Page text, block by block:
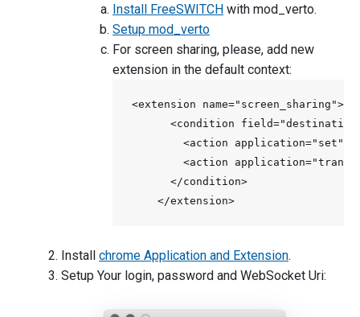
Install FreeSWITCH with mod_verto.
Setup mod_verto
For screen sharing, please, add new
extension in the default context:
<extension name="screen_sharing">
<condition
<action application="set"
<action
      </condition>
Install chrome Application and Extension.
Setup Your login, password and WebSocket Uri: